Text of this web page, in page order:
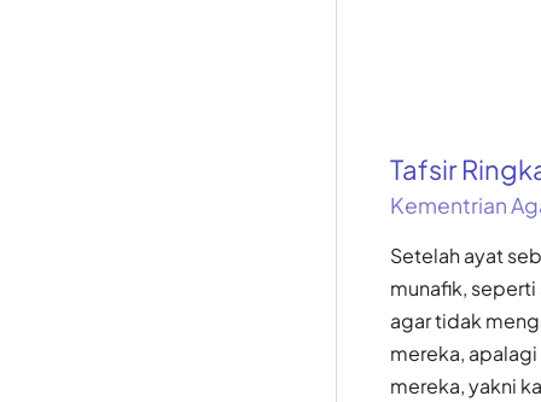
Tafsir
Kementrian
Setelah ayat
munafik,
agar tidak
mereka,
mereka, yakni